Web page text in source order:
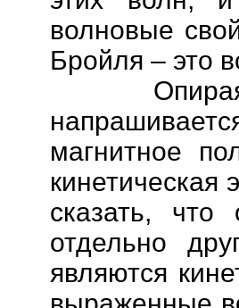
волновые
Бройля – это
Опираясь
магнитное
сказать,
отдельно
являются